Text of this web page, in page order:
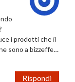
i prodotti che il
sono a bizzeffe…
Rispondi